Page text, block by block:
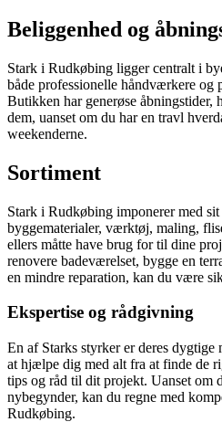
Beliggenhed og
Stark i Rudkøbing ligger centralt i
både professionelle håndværkere og
Butikken har generøse åbningstider,
dem, uanset om du har en travl
weekenderne.
Sortiment
Stark i Rudkøbing imponerer med
byggematerialer, værktøj, maling,
ellers måtte have brug for til dine
renovere badeværelset, bygge en
en mindre reparation, kan du være
Ekspertise og rådgivning
En af Starks styrker er deres dygtige
at hjælpe dig med alt fra at finde de
tips og råd til dit projekt. Uanset om
nybegynder, kan du regne med
Rudkøbing.